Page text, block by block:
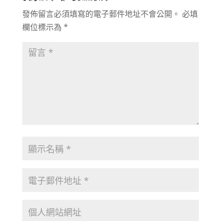
發佈留言必須填寫的電子郵件地址不會公開。 必填
欄位標示為 *